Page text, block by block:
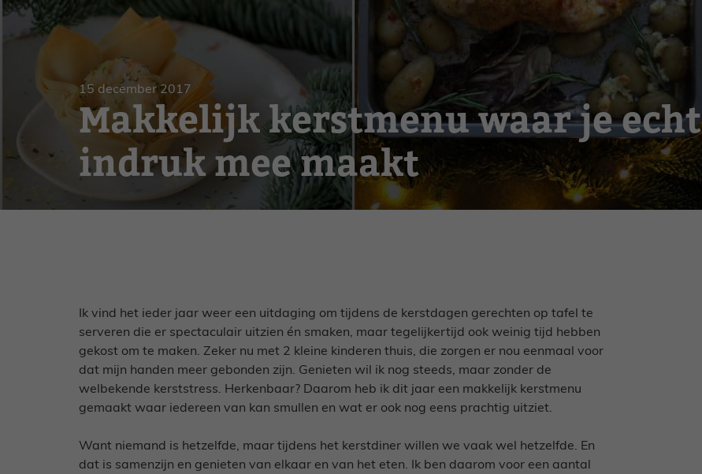
15 december 2017
Makkelijk kerstmenu waar je echt
indruk mee maakt
Ik vind het ieder jaar weer een uitdaging om tijdens de kerstdagen gerechten op tafel te
serveren die er spectaculair uitzien én smaken, maar tegelijkertijd ook weinig tijd hebben
gekost om te maken. Zeker nu met 2 kleine kinderen thuis, die zorgen er nou eenmaal voor
dat mijn handen meer gebonden zijn. Genieten wil ik nog steeds, maar zonder de
welbekende kerststress. Herkenbaar? Daarom heb ik dit jaar een makkelijk kerstmenu
gemaakt waar iedereen van kan smullen en wat er ook nog eens prachtig uitziet.
Want niemand is hetzelfde, maar tijdens het kerstdiner willen we vaak wel hetzelfde. En
dat is samenzijn en genieten van elkaar en van het eten. Ik ben daarom voor een aantal